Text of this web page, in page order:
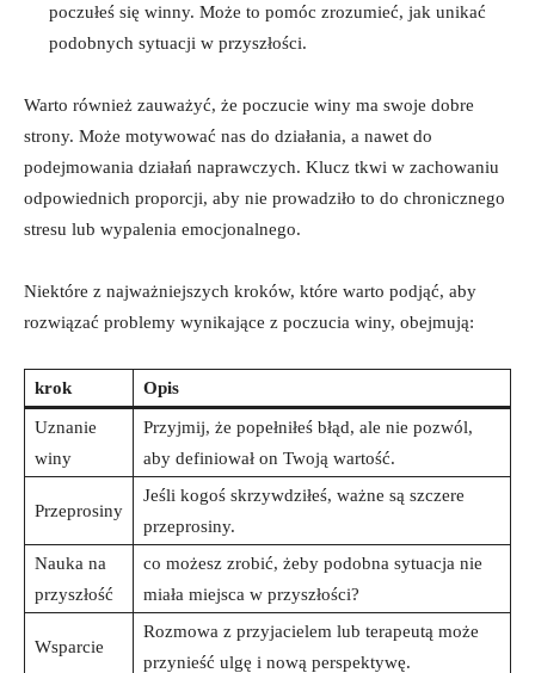
poczułeś się winny. Może to pomóc zrozumieć, jak unikać
podobnych sytuacji w przyszłości.
Warto⁤ również zauważyć, ⁤że poczucie ‌winy ma ‌swoje dobre
strony. Może motywować⁤ nas ​do działania, a ‍nawet do
podejmowania działań naprawczych. Klucz tkwi w zachowaniu
odpowiednich ‌proporcji, ​aby nie prowadziło‍ to do chronicznego
stresu lub wypalenia emocjonalnego.
Niektóre z najważniejszych kroków, które warto podjąć, aby
rozwiązać ‌problemy wynikające z poczucia ⁣winy, obejmują:
krok Opis
Uznanie
winy
Przyjmij, że popełniłeś błąd, ale nie pozwól,‌
aby definiował on Twoją ⁣wartość.
Przeprosiny
Jeśli kogoś skrzywdziłeś, ważne są szczere
przeprosiny.
Nauka‍ na
przyszłość
co możesz zrobić, żeby podobna sytuacja nie ​
miała miejsca w przyszłości?
Wsparcie
Rozmowa z przyjacielem lub terapeutą może
przynieść ⁣ulgę i nową perspektywę.